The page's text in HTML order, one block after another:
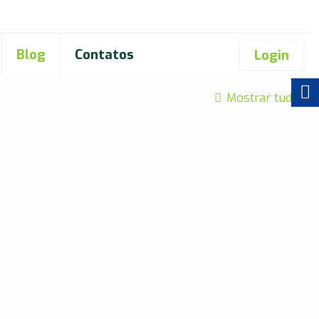
Blog Contatos Login
Mostrar tudo